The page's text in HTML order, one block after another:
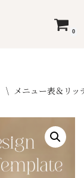
0
\ メニュー表＆リ